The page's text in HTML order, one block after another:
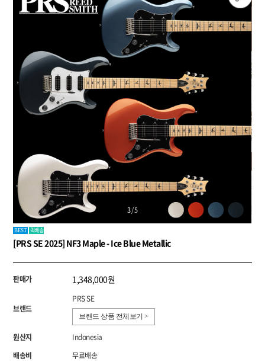
4/5
BEST 퀵배송
[PRS SE 2025] NF3 Maple - Ice Blue Metallic
판매가 1,348,000원
브랜드
PRS SE
브랜드 상품 전체보기 >
원산지
Indonesia
배송비
무료배송